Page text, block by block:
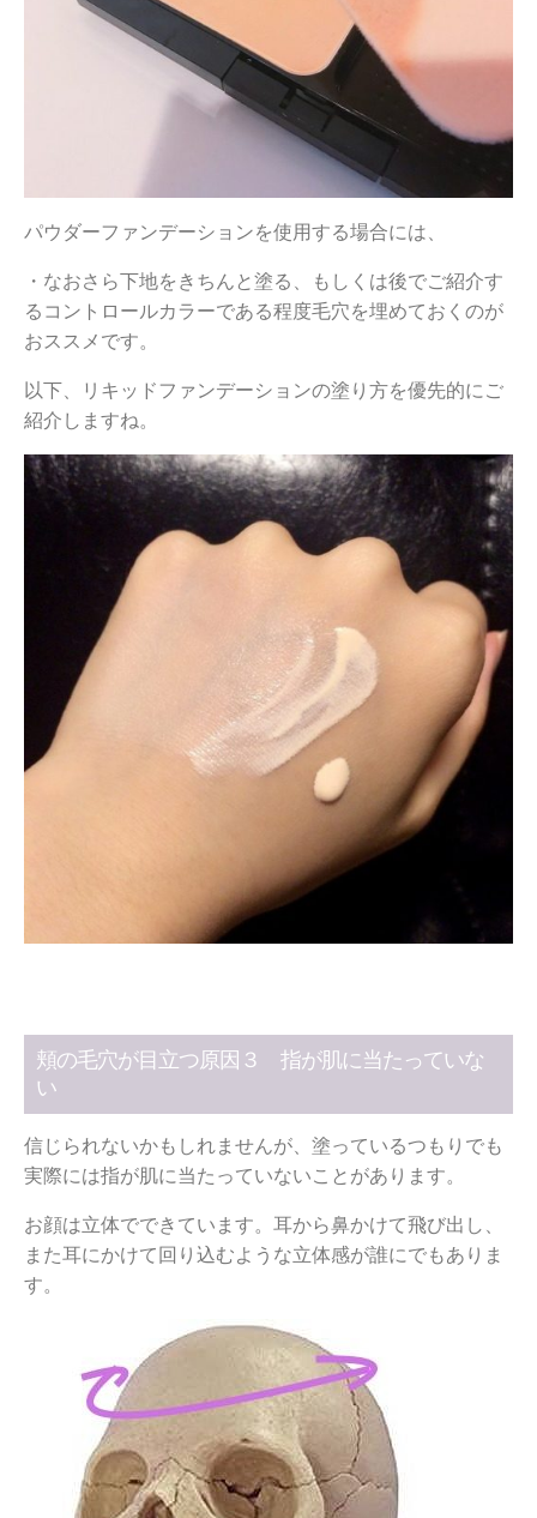
パウダーファンデーションを使用する場合には、
・なおさら下地をきちんと塗る、もしくは後でご紹介す
るコントロールカラーである程度毛穴を埋めておくのが
おススメです。
以下、リキッドファンデーションの塗り方を優先的にご
紹介しますね。
頬の毛穴が目立つ原因３ 指が肌に当たっていな
い
信じられないかもしれませんが、塗っているつもりでも
実際には指が肌に当たっていないことがあります。
お顔は立体でできています。耳から鼻かけて飛び出し、
また耳にかけて回り込むような立体感が誰にでもありま
す。